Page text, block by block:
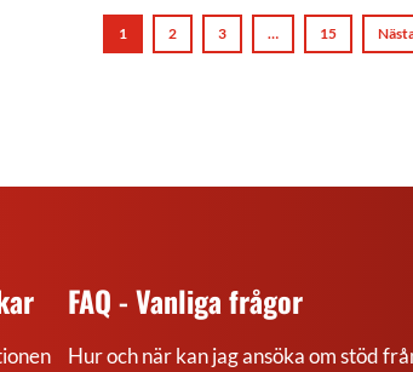
1 2 3 … 15
FAQ - Vanliga frågor
Hur och när kan jag ansöka om stöd